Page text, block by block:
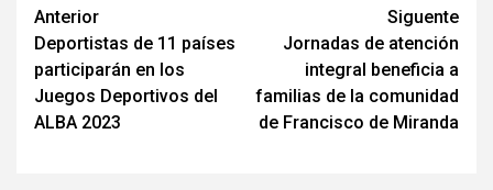
Navegación
de
entradas
Anterior
Deportistas de 11 países
participarán en los
Juegos Deportivos del
ALBA 2023
Siguente
Jornadas de atención
integral beneficia a
familias de la comunidad
de Francisco de Miranda